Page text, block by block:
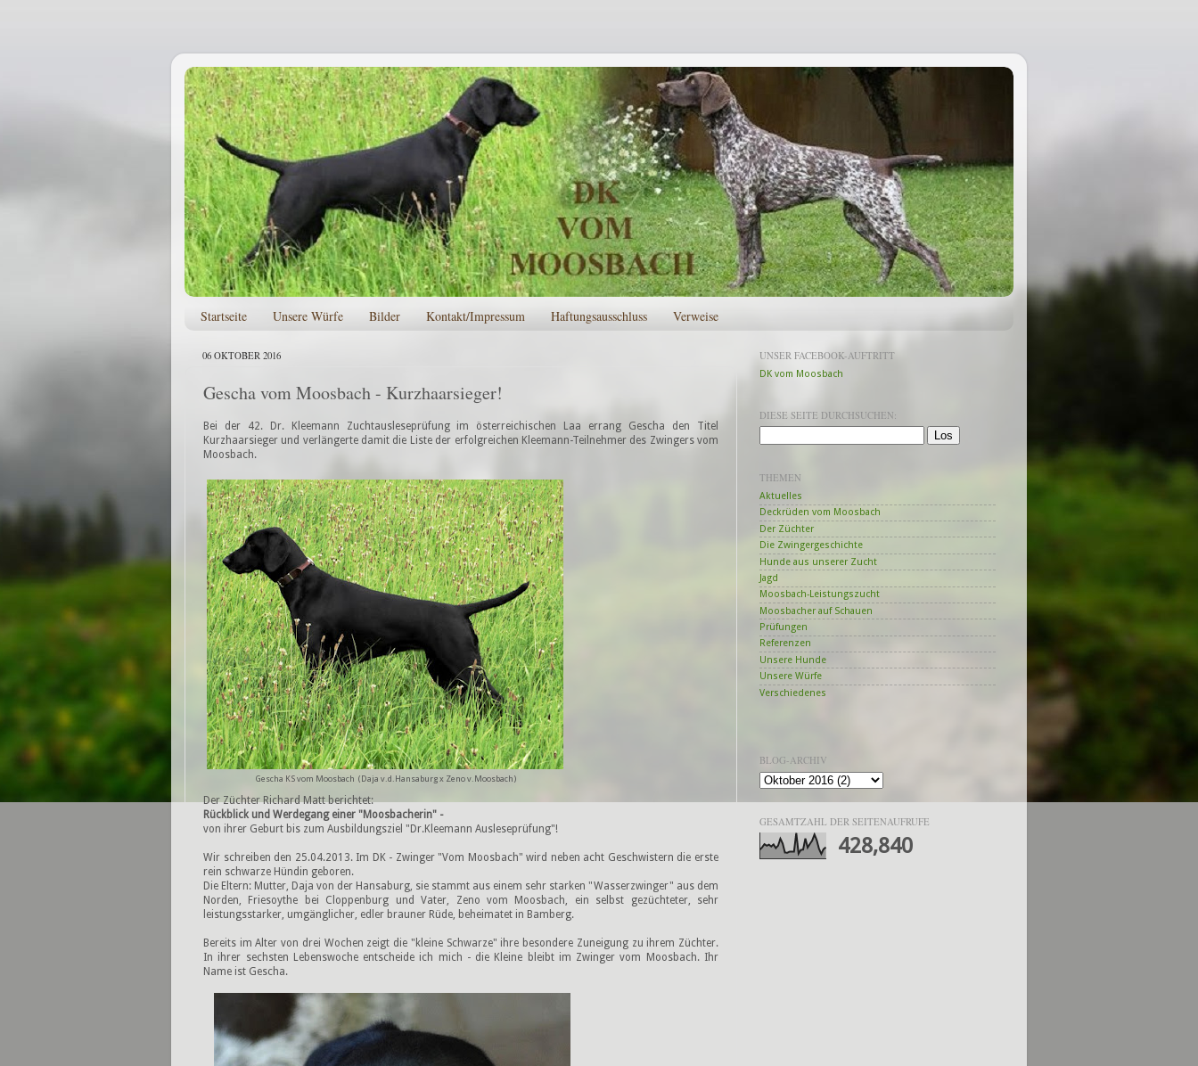
Startseite Unsere Würfe Bilder Kontakt/Impressum Haftungsausschluss Verweise
06 OKTOBER 2016
Gescha vom Moosbach - Kurzhaarsieger!
Bei der 42. Dr. Kleemann Zuchtausleseprüfung im österreichischen Laa errang Gescha den Titel
Kurzhaarsieger und verlängerte damit die Liste der erfolgreichen Kleemann-Teilnehmer des Zwingers vom
Moosbach.
Gescha KS vom Moosbach (Daja v.d.Hansaburg x Zeno v.Moosbach)
Der Züchter Richard Matt berichtet:
Rückblick und Werdegang einer "Moosbacherin" -
von ihrer Geburt bis zum Ausbildungsziel "Dr.Kleemann Ausleseprüfung"!
Wir schreiben den 25.04.2013. Im DK - Zwinger "Vom Moosbach" wird neben acht Geschwistern die erste
rein schwarze Hündin geboren.
Die Eltern: Mutter, Daja von der Hansaburg, sie stammt aus einem sehr starken "Wasserzwinger" aus dem
Norden, Friesoythe bei Cloppenburg und Vater, Zeno vom Moosbach, ein selbst gezüchteter, sehr
leistungsstarker, umgänglicher, edler brauner Rüde, beheimatet in Bamberg.
Bereits im Alter von drei Wochen zeigt die "kleine Schwarze" ihre besondere Zuneigung zu ihrem Züchter.
In ihrer sechsten Lebenswoche entscheide ich mich - die Kleine bleibt im Zwinger vom Moosbach. Ihr
Name ist Gescha.
UNSER FACEBOOK-AUFTRITT
DK vom Moosbach
DIESE SEITE DURCHSUCHEN:
THEMEN
Aktuelles
Deckrüden vom Moosbach
Der Züchter
Die Zwingergeschichte
Hunde aus unserer Zucht
Jagd
Moosbach-Leistungszucht
Moosbacher auf Schauen
Prüfungen
Referenzen
Unsere Hunde
Unsere Würfe
Verschiedenes
BLOG-ARCHIV
GESAMTZAHL DER SEITENAUFRUFE
428,840